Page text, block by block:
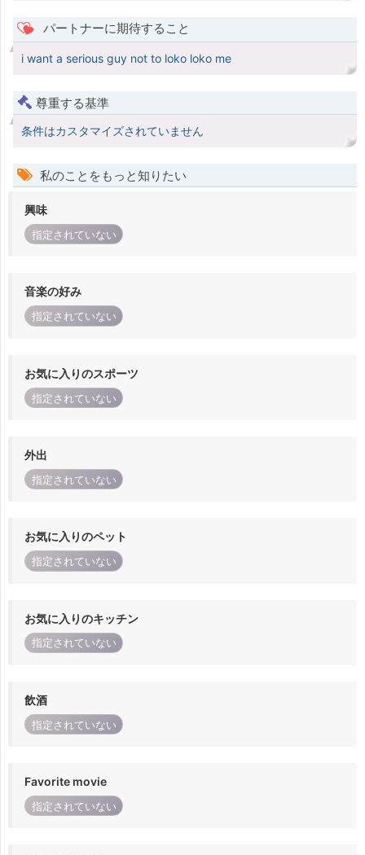
パートナーに期待すること
i want a serious guy not to loko loko me
尊重する基準
条件はカスタマイズされていません
私のことをもっと知りたい
興味
指定されていない
音楽の好み
指定されていない
お気に入りのスポーツ
指定されていない
外出
指定されていない
お気に入りのペット
指定されていない
お気に入りのキッチン
指定されていない
飲酒
指定されていない
Favorite movie
指定されていない